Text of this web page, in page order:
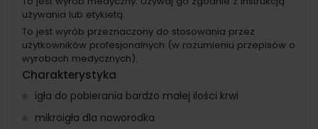
używania lub etykietą.
To jest wyrób przeznaczony do stosowania przez
użytkowników profesjonalnych (w rozumieniu przepisów o
wyrobach medycznych).
Charakterystyka
igła do pobierania bardzo małej ilości krwi
mikroigła dla noworodka